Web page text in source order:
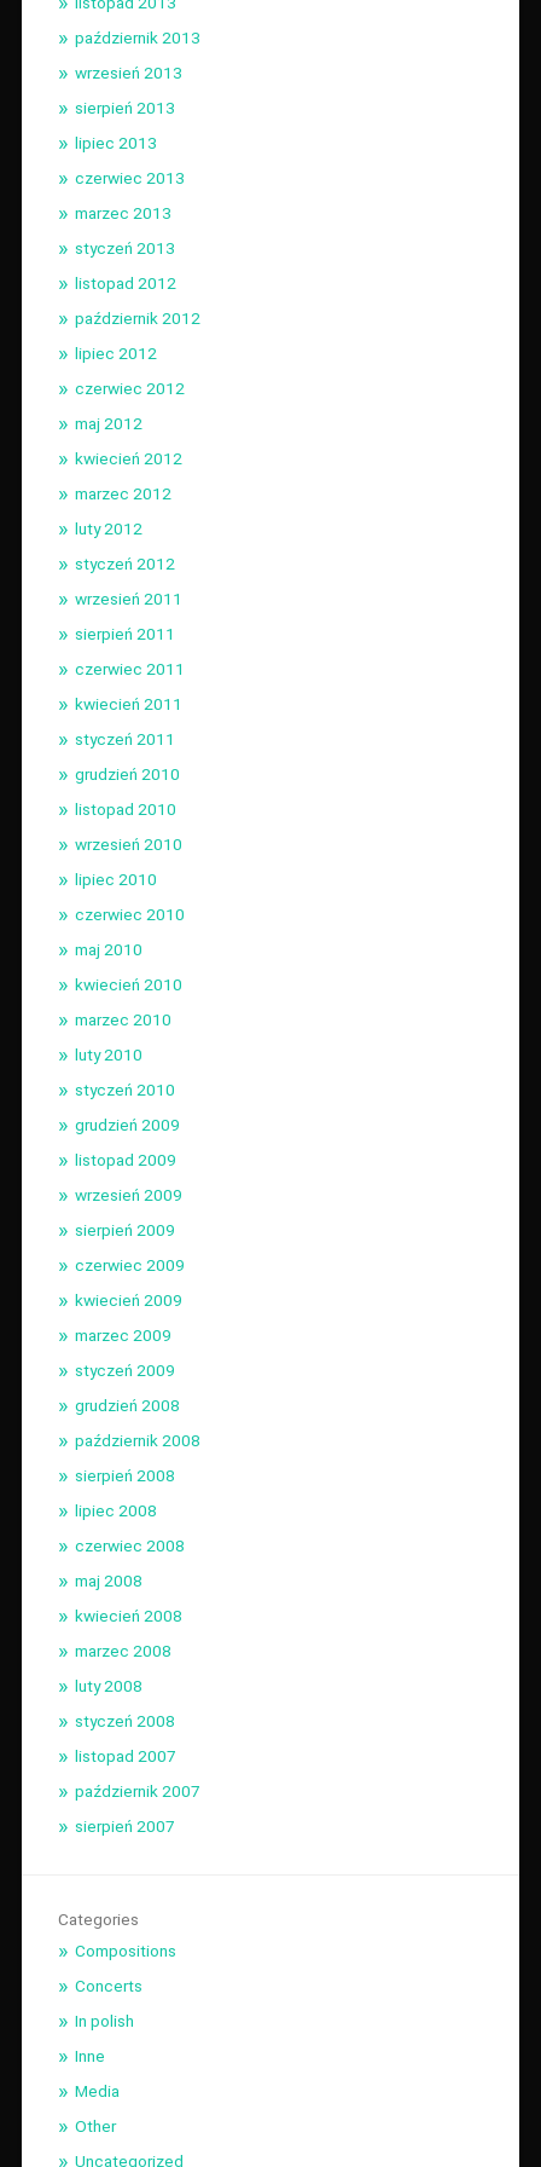
październik 2013
wrzesień 2013
sierpień 2013
lipiec 2013
czerwiec 2013
marzec 2013
styczeń 2013
listopad 2012
październik 2012
lipiec 2012
czerwiec 2012
maj 2012
kwiecień 2012
marzec 2012
luty 2012
styczeń 2012
wrzesień 2011
sierpień 2011
czerwiec 2011
kwiecień 2011
styczeń 2011
grudzień 2010
listopad 2010
wrzesień 2010
lipiec 2010
czerwiec 2010
maj 2010
kwiecień 2010
marzec 2010
luty 2010
styczeń 2010
grudzień 2009
listopad 2009
wrzesień 2009
sierpień 2009
czerwiec 2009
kwiecień 2009
marzec 2009
styczeń 2009
grudzień 2008
październik 2008
sierpień 2008
lipiec 2008
czerwiec 2008
maj 2008
kwiecień 2008
marzec 2008
luty 2008
styczeń 2008
listopad 2007
październik 2007
sierpień 2007
Categories
Compositions
Concerts
In polish
Inne
Media
Other
Uncategorized